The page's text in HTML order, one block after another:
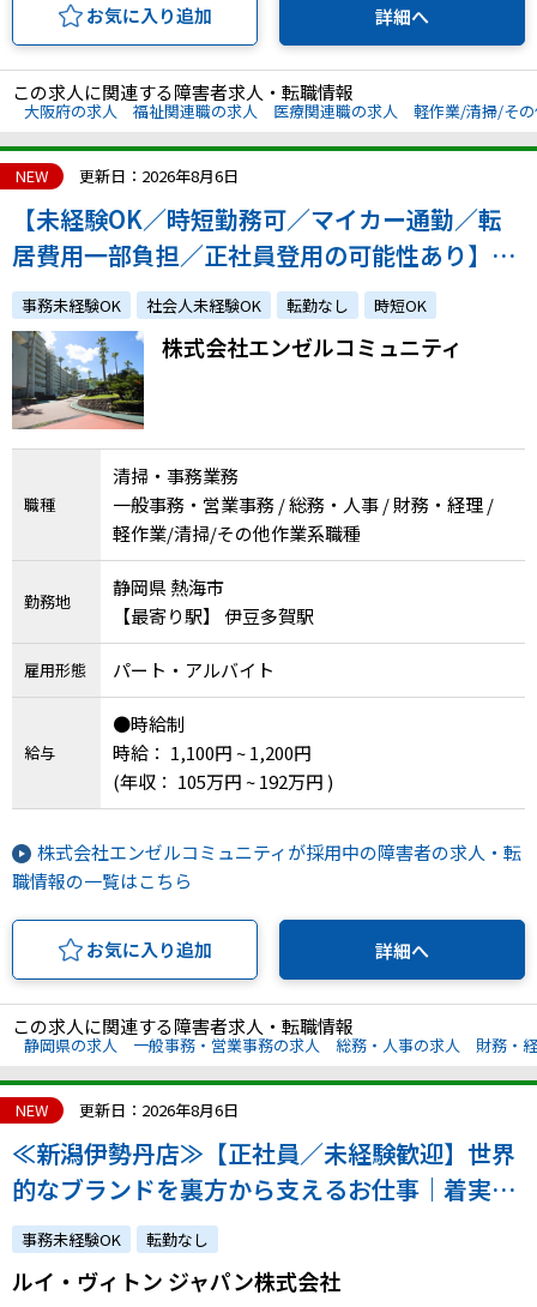
お気に入り追加 詳細へ
この求人に関連する障害者求人・転職情報
大阪府の求人 福祉関連職の求人 医療関連職の求人 軽作業/清掃/そ
NEW 更新日：2026年8月6日
【未経験OK／時短勤務可／マイカー通勤／転
居費用一部負担／正社員登用の可能性あり】リ
ゾートマンション「エンゼルシーサイド南熱
海」での清掃、一部事務業務
事務未経験OK 社会人未経験OK 転勤なし 時短OK
株式会社エンゼルコミュニティ
職種
清掃・事務業務
一般事務・営業事務 / 総務・人事 / 財務・経理 /
軽作業/清掃/その他作業系職種
勤務地
静岡県 熱海市
【最寄り駅】 伊豆多賀駅
雇用形態 パート・アルバイト
給与
●時給制
時給： 1,100円 ~ 1,200円
(年収： 105万円 ~ 192万円 )
株式会社エンゼルコミュニティが採用中の障害者の求人・転
職情報の一覧はこちら
お気に入り追加 詳細へ
この求人に関連する障害者求人・転職情報
静岡県の求人 一般事務・営業事務の求人 総務・人事の求人 財務・
NEW 更新日：2026年8月6日
≪新潟伊勢丹店≫【正社員／未経験歓迎】世界
的なブランドを裏方から支えるお仕事｜着実な
成長を実感できる環境です！｜atGPからの採用
実績あり
事務未経験OK 転勤なし
ルイ・ヴィトン ジャパン株式会社